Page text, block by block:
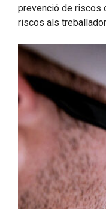
prevenció de riscos
riscos als